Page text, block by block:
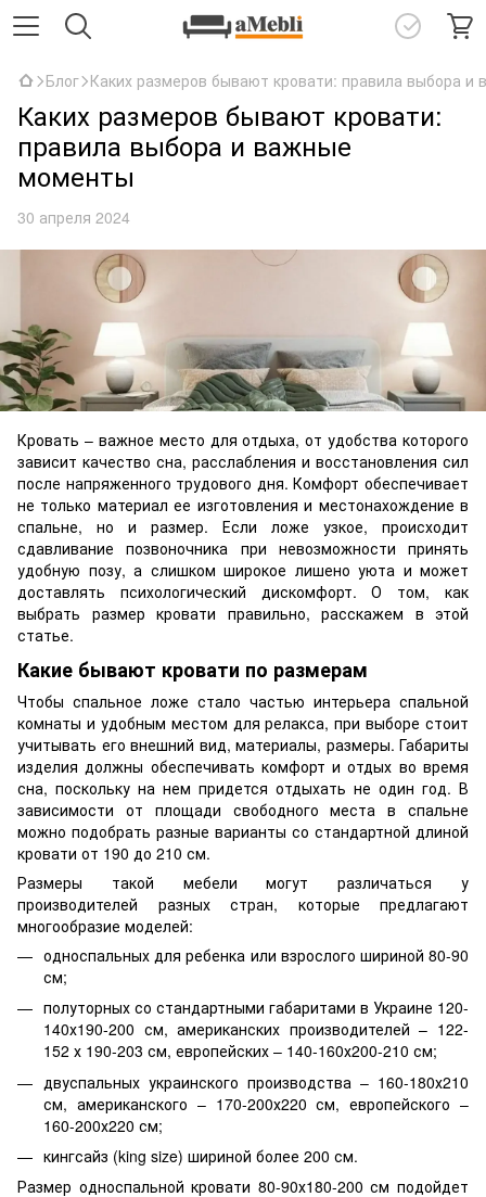
Блог Каких размеров бывают кровати: правила выбора
Каких размеров бывают кровати:
правила выбора и важные
моменты
30 апреля 2024
Кровать – важное место для отдыха, от удобства которого
зависит качество сна, расслабления и восстановления сил
после напряженного трудового дня. Комфорт обеспечивает
не только материал ее изготовления и местонахождение в
спальне, но и размер. Если ложе узкое, происходит
сдавливание позвоночника при невозможности принять
удобную позу, а слишком широкое лишено уюта и может
доставлять психологический дискомфорт. О том, как
выбрать размер кровати правильно, расскажем в этой
статье.
Какие бывают кровати по размерам
Чтобы спальное ложе стало частью интерьера спальной
комнаты и удобным местом для релакса, при выборе стоит
учитывать его внешний вид, материалы, размеры. Габариты
изделия должны обеспечивать комфорт и отдых во время
сна, поскольку на нем придется отдыхать не один год. В
зависимости от площади свободного места в спальне
можно подобрать разные варианты со стандартной длиной
кровати от 190 до 210 см.
Размеры такой мебели могут различаться у
производителей разных стран, которые предлагают
многообразие моделей:
односпальных для ребенка или взрослого шириной 80-90
см;
полуторных со стандартными габаритами в Украине 120-
140х190-200 см, американских производителей – 122-
152 х 190-203 см, европейских – 140-160х200-210 см;
двуспальных украинского производства – 160-180х210
см, американского – 170-200х220 см, европейского –
160-200х220 см;
кингсайз (king size) шириной более 200 см.
Размер односпальной кровати 80-90х180-200 см подойдет